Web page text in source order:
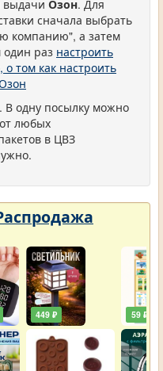
выдачи Озон. Для
сначала выбрать
компанию", а затем
один раз настроить
о том как настроить
В одну посылку можно
любых
в ЦВЗ
449 ₽ 59 ₽